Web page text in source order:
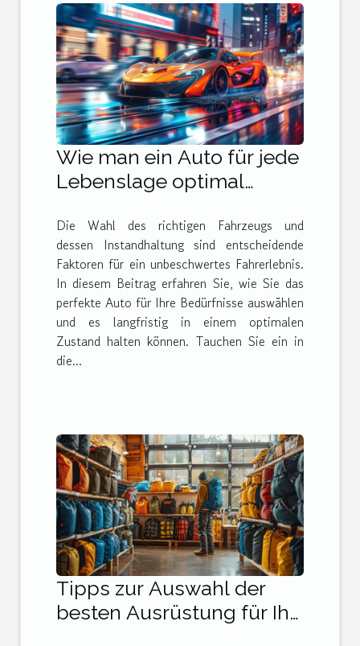
Wie man ein Auto für jede
Lebenslage optimal
Die Wahl des richtigen Fahrzeugs und
dessen Instandhaltung sind entscheidende
Faktoren für ein unbeschwertes Fahrerlebnis.
In diesem Beitrag erfahren Sie, wie Sie das
perfekte Auto für Ihre Bedürfnisse auswählen
und es langfristig in einem optimalen
Zustand halten können. Tauchen Sie ein in
die...
Tipps zur Auswahl der
besten Ausrüstung für Ihr